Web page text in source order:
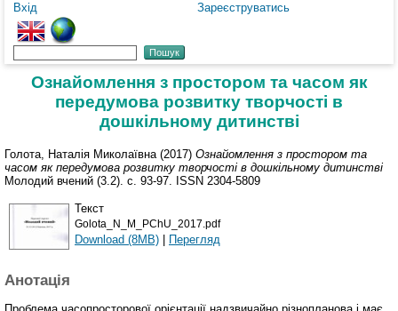
Вхід Зареєструватись
Ознайомлення з простором та часом як
передумова розвитку творчості в
дошкільному дитинстві
Голота, Наталія Миколаївна (2017) Ознайомлення з простором та
часом як передумова розвитку творчості в дошкільному дитинстві
Молодий вчений (3.2). с. 93-97. ISSN 2304-5809
Текст
Golota_N_M_PChU_2017.pdf
Download (8MB) | Перегляд
Анотація